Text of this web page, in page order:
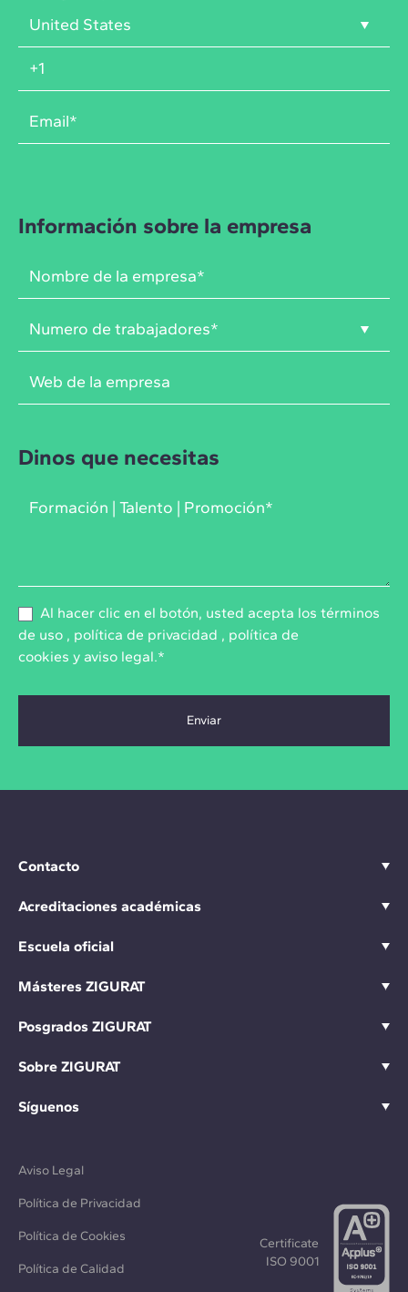
Información sobre la empresa
Dinos que necesitas
Al hacer clic en el botón, usted acepta los términos
de uso , política de privacidad , política de
cookies y aviso legal.*
Contacto
Acreditaciones académicas
Escuela oficial
Másteres ZIGURAT
Posgrados ZIGURAT
Sobre ZIGURAT
Síguenos
Aviso Legal
Política de Privacidad
Política de Cookies
Política de Calidad
Certificate
ISO 9001